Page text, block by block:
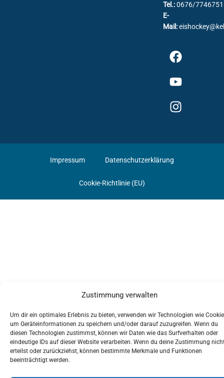
Zustimmung verwalten
Um dir ein optimales Erlebnis zu bieten, verwenden wir Technologien wie
um Geräteinformationen zu speichern und/oder darauf zuzugreifen. Wenn du
diesen Technologien zustimmst, können wir Daten wie das Surfverhalten oder
eindeutige IDs auf dieser Website verarbeiten. Wenn du deine Zustimmung
erteilst oder zurückziehst, können bestimmte Merkmale und Funktionen
beeinträchtigt werden.
Tel.:0676/7746751
E-
Mail:
Impressum Datenschutzerklärung
Cookie-Richtlinie (EU)